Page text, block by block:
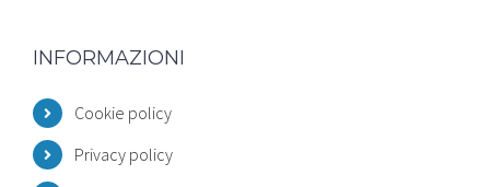
INFORMAZIONI
Cookie policy
Privacy policy